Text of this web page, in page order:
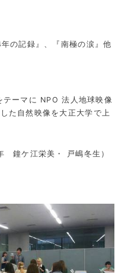
の記録』、『南極の涙』他
テーマに NPO 法人地球映像
た自然映像を大正大学で上
江栄美・ 戸嶋冬生）